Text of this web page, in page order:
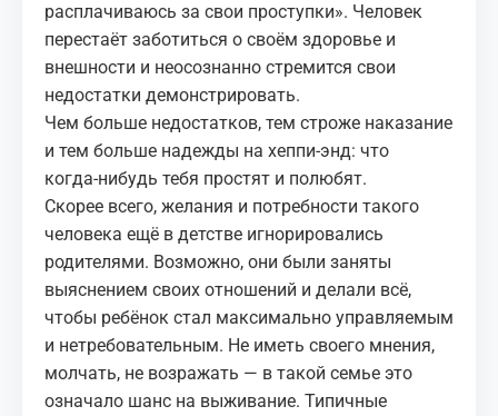
расплачиваюсь за свои проступки». Человек
перестаёт заботиться о своём здоровье и
внешности и неосознанно стремится свои
недостатки демонстрировать.
Чем больше недостатков, тем строже наказание
и тем больше надежды на хеппи‑энд: что
когда‑нибудь тебя простят и полюбят.
Скорее всего, желания и потребности такого
человека ещё в детстве игнорировались
родителями. Возможно, они были заняты
выяснением своих отношений и делали всё,
чтобы ребёнок стал максимально управляемым
и нетребовательным. Не иметь своего мнения,
молчать, не возражать — в такой семье это
означало шанс на выживание. Типичные